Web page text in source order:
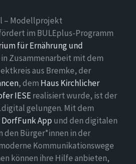
– Modellprojekt
im BULEplus-Programm
für Ernährung und
in Zusammenarbeit mit dem
aus Bremke, der
, dem Haus Kirchlicher
IESErealisiert wurde, ist der
gelungen. Mit dem
DorfFunk App und den digitalen
den Bürger*innen in der
Kommunikationswege
können ihre Hilfe anbieten,